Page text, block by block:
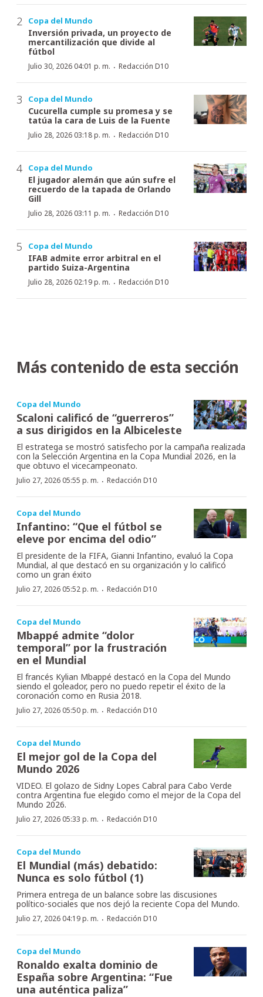
Copa del Mundo
Inversión privada, un proyecto de
mercantilización que divide al
fútbol
Julio 30, 2026 04:01 p. m. · Redacción D10
Copa del Mundo
Cucurella cumple su promesa y se
tatúa la cara de Luis de la Fuente
Julio 28, 2026 03:18 p. m. · Redacción D10
Copa del Mundo
El jugador alemán que aún sufre el
recuerdo de la tapada de Orlando
Gill
Julio 28, 2026 03:11 p. m. · Redacción D10
Copa del Mundo
IFAB admite error arbitral en el
partido Suiza-Argentina
Julio 28, 2026 02:19 p. m. · Redacción D10
Más contenido de esta sección
Copa del Mundo
Scaloni calificó de “guerreros”
a sus dirigidos en la Albiceleste
El estratega se mostró satisfecho por la campaña realizada
con la Selección Argentina en la Copa Mundial 2026, en la
que obtuvo el vicecampeonato.
Julio 27, 2026 05:55 p. m. · Redacción D10
Copa del Mundo
Infantino: “Que el fútbol se
eleve por encima del odio”
El presidente de la FIFA, Gianni Infantino, evaluó la Copa
Mundial, al que destacó en su organización y lo calificó
como un gran éxito
Julio 27, 2026 05:52 p. m. · Redacción D10
Copa del Mundo
Mbappé admite “dolor
temporal” por la frustración
en el Mundial
El francés Kylian Mbappé destacó en la Copa del Mundo
siendo el goleador, pero no puedo repetir el éxito de la
coronación como en Rusia 2018.
Julio 27, 2026 05:50 p. m. · Redacción D10
Copa del Mundo
El mejor gol de la Copa del
Mundo 2026
VIDEO. El golazo de Sidny Lopes Cabral para Cabo Verde
contra Argentina fue elegido como el mejor de la Copa del
Mundo 2026.
Julio 27, 2026 05:33 p. m. · Redacción D10
Copa del Mundo
El Mundial (más) debatido:
Nunca es solo fútbol (1)
Primera entrega de un balance sobre las discusiones
político-sociales que nos dejó la reciente Copa del Mundo.
Julio 27, 2026 04:19 p. m. · Redacción D10
Copa del Mundo
Ronaldo exalta dominio de
España sobre Argentina: “Fue
una auténtica paliza”